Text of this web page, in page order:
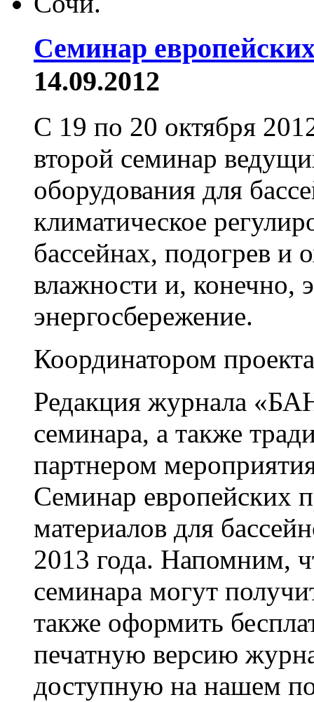
Семинар
14.09.2012
С 19 по 20 октября
второй семинар
оборудования для
климатическое
бассейнах, подогрев и
влажности и, конечно,
энергосбережение.
Координатором
Редакция журнала
семинара, а также
партнером
Семинар европейских
материалов для
2013 года. Напомним,
семинара могут
также оформить
печатную версию
доступную на нашем